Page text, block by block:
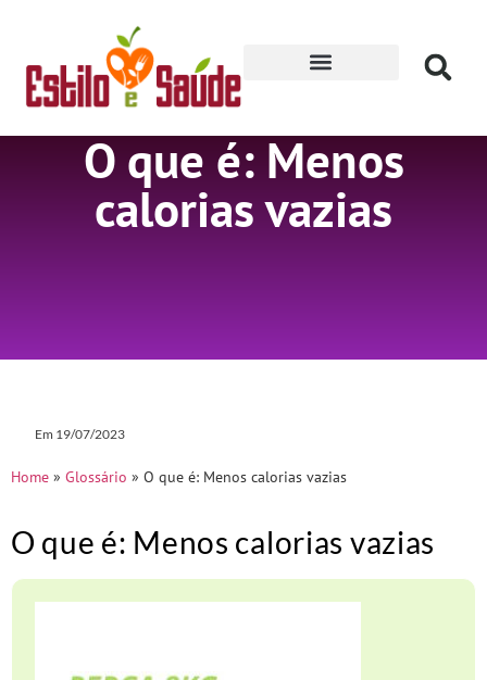
O que é: Menos
calorias vazias
Em 19/07/2023
Home » Glossário » O que é: Menos calorias vazias
O que é: Menos calorias vazias